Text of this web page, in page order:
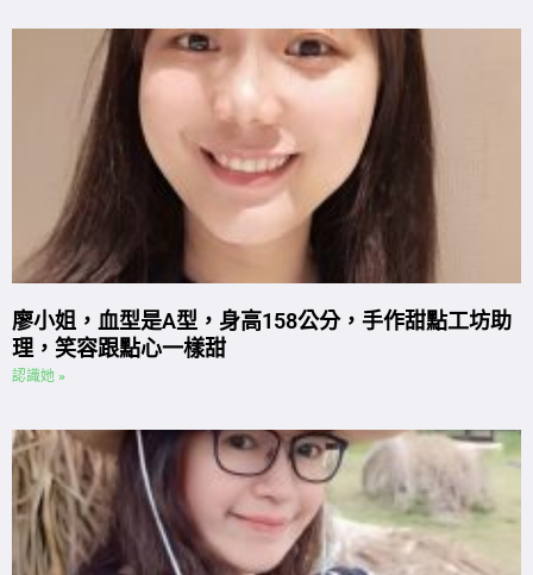
廖小姐，血型是A型，身高158公分，手作甜點工坊助
理，笑容跟點心一樣甜
認識她 »